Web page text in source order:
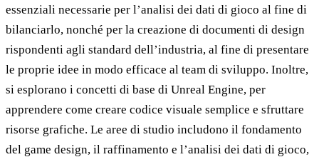
essenziali necessarie per l’analisi dei dati di gioco al fine di
bilanciarlo, nonché per la creazione di documenti di design
rispondenti agli standard dell’industria, al fine di presentare
le proprie idee in modo efficace al team di sviluppo. Inoltre,
si esplorano i concetti di base di Unreal Engine, per
apprendere come creare codice visuale semplice e sfruttare
risorse grafiche. Le aree di studio includono il fondamento
del game design, il raffinamento e l’analisi dei dati di gioco,